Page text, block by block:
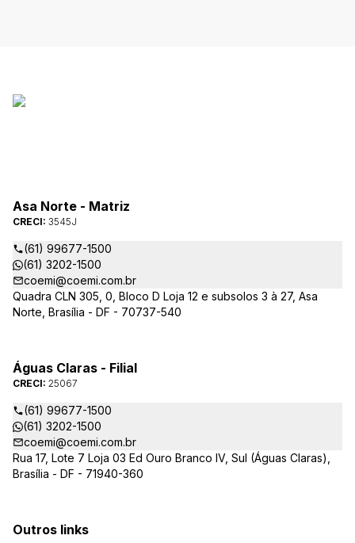
Asa Norte - Matriz
CRECI: 3545J
(61) 99677-1500
(61) 3202-1500
coemi@coemi.com.br
Quadra CLN 305, 0, Bloco D Loja 12 e subsolos 3 à 27, Asa
Norte, Brasília - DF - 70737-540
Águas Claras - Filial
CRECI: 25067
(61) 99677-1500
(61) 3202-1500
coemi@coemi.com.br
Rua 17, Lote 7 Loja 03 Ed Ouro Branco IV, Sul (Águas Claras),
Brasília - DF - 71940-360
Outros links